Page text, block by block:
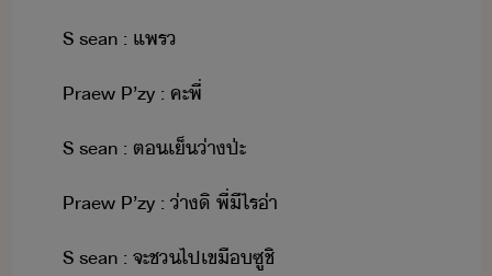
S​ ​sean​ ​:​ ​แพร
Praew​ ​P​’​zy​ ​:​ ​คะ​พี่
S​ ​sean​ ​:​ ​ตเ็​่า​ป่ะ
Praew​ ​P​’​zy​ ​:​ ​่า​ิ​ ​พี่​ี​ไร​่า
S​ ​sean​ ​:​ ​จะ​ช​ไป​เขื​ซู​ชิ